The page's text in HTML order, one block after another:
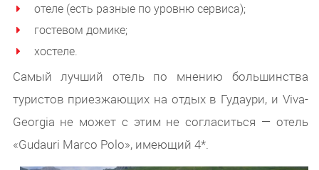
отеле (есть разные по уровню сервиса);
гостевом домике;
хостеле.
Самый лучший отель по мнению большинства
туристов приезжающих на отдых в Гудаури, и Viva-
Georgia не может с этим не согласиться — отель
«Gudauri Marco Polo», имеющий 4*.